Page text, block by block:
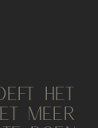
HET
MEER